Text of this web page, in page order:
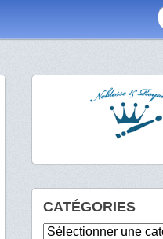
CATÉGORIES
Catégories